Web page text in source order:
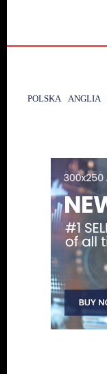
POLSKA ANGLIA